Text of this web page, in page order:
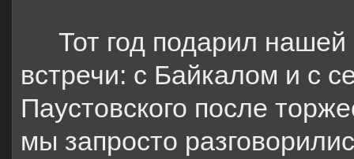
Тот год подарил
встречи: с Байкалом и с
Паустовского после
мы запросто